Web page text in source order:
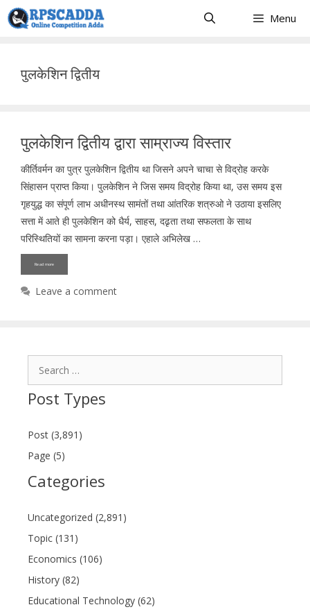
Skip
to
Menu
पुलकेशिन द्वितीय
पुलकेशिन द्वितीय द्वारा साम्राज्य विस्तार
कीर्तिवर्मन का पुत्र पुलकेशिन द्वितीय था जिसने अपने चाचा से विद्रोह करके
सिंहासन प्राप्त किया। पुलकेशिन ने जिस समय विद्रोह किया था, उस समय इस
गृहयुद्ध का संपूर्ण लाभ अधीनस्थ सामंतों तथा आंतरिक शत्रुओ ने उठाया इसलिए
सत्ता में आते ही पुलकेशिन को धैर्य, साहस, दढृता तथा सफलता के साथ
परिस्थितियों का सामना करना पड़ा। एहाले अभिलेख …
Read more
Leave a comment
Post Types
Post (3,891)
Page (5)
Categories
Uncategorized (2,891)
Topic (131)
Economics (106)
History (82)
Educational Technology (62)